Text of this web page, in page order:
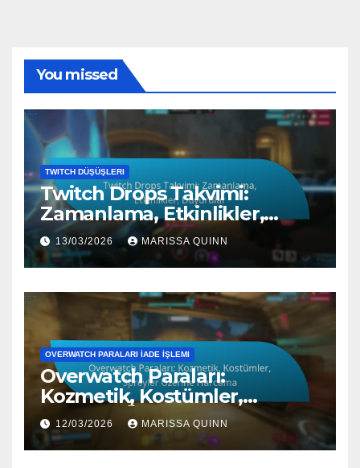
You missed
TWITCH DÜŞÜŞLERI
Twitch Drops Takvimi:
Zamanlama, Etkinlikler,
Duyurular
13/03/2026 MARISSA QUINN
OVERWATCH PARALARI İADE İŞLEMI
Overwatch Paraları:
Kozmetik, Kostümler,
Spreyler Üzerine Harcama
12/03/2026 MARISSA QUINN